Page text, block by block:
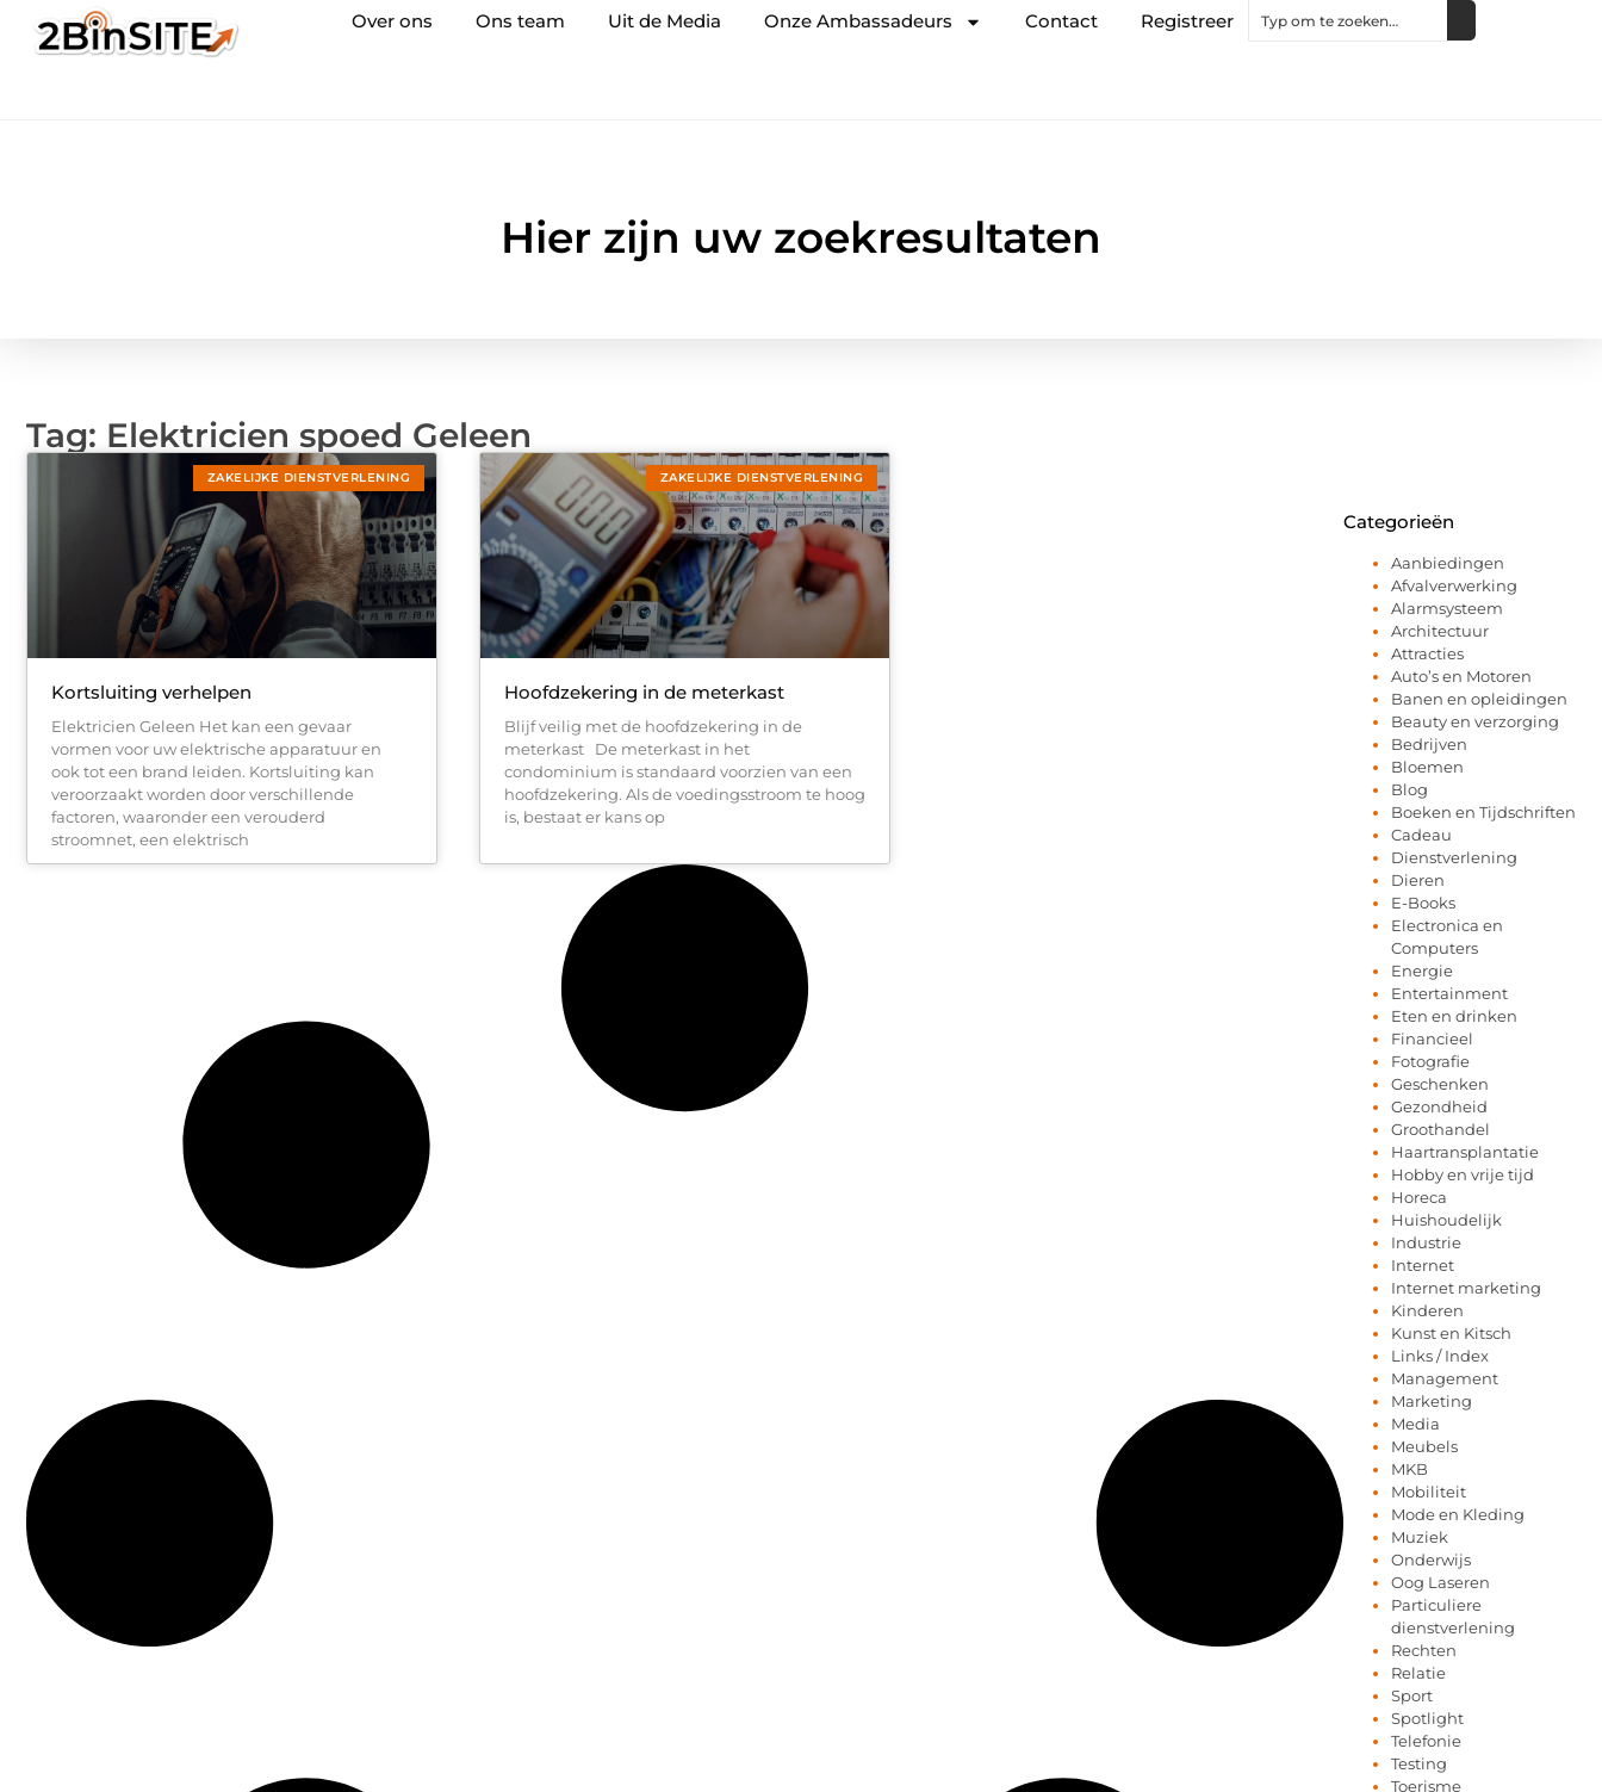
Over ons Ons team Uit de Media Onze Ambassadeurs Contact Registreer
Hier zijn uw zoekresultaten
Tag: Elektricien spoed Geleen
ZAKELIJKE DIENSTVERLENING
Kortsluiting verhelpen
Elektricien Geleen Het kan een gevaar
vormen voor uw elektrische apparatuur en
ook tot een brand leiden. Kortsluiting kan
veroorzaakt worden door verschillende
factoren, waaronder een verouderd
stroomnet, een elektrisch
ZAKELIJKE DIENSTVERLENING
Hoofdzekering in de meterkast
Blijf veilig met de hoofdzekering in de
meterkast De meterkast in het
condominium is standaard voorzien van een
hoofdzekering. Als de voedingsstroom te hoog
is, bestaat er kans op
Categorieën
Aanbiedingen
Afvalverwerking
Alarmsysteem
Architectuur
Attracties
Auto’s en Motoren
Banen en opleidingen
Beauty en verzorging
Bedrijven
Bloemen
Blog
Boeken en Tijdschriften
Cadeau
Dienstverlening
Dieren
E-Books
Electronica en
Computers
Energie
Entertainment
Eten en drinken
Financieel
Fotografie
Geschenken
Gezondheid
Groothandel
Haartransplantatie
Hobby en vrije tijd
Horeca
Huishoudelijk
Industrie
Internet
Internet marketing
Kinderen
Kunst en Kitsch
Links / Index
Management
Marketing
Media
Meubels
MKB
Mobiliteit
Mode en Kleding
Muziek
Onderwijs
Oog Laseren
Particuliere
dienstverlening
Rechten
Relatie
Sport
Spotlight
Telefonie
Testing
Toerisme